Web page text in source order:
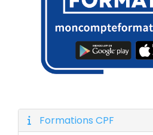
Formations CPF